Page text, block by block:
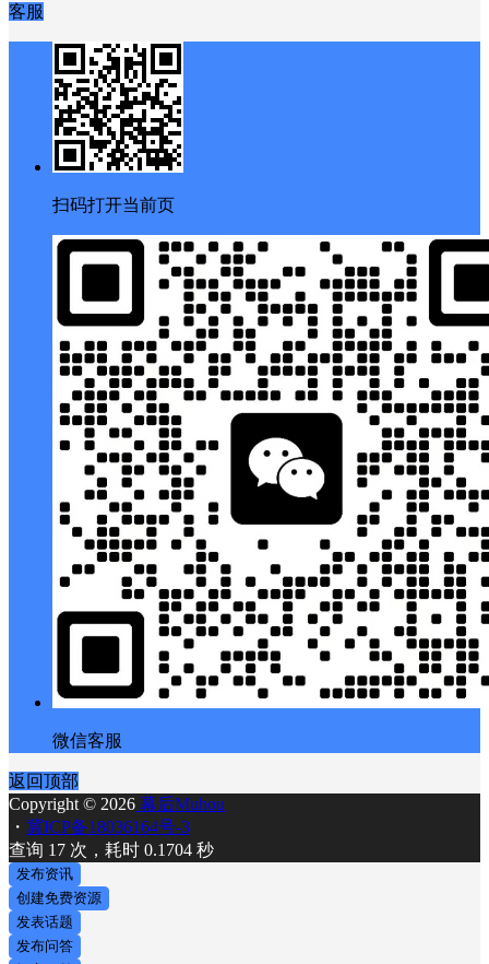
客服
扫码打开当前页
微信客服
返回顶部
Copyright © 2026 幕后Muhou
・ 冀ICP备18036164号-3
查询 17 次，耗时 0.1704 秒
发布资讯
创建免费资源
发表话题
发布问答